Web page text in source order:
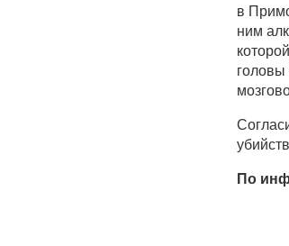
в
ним
головы
По